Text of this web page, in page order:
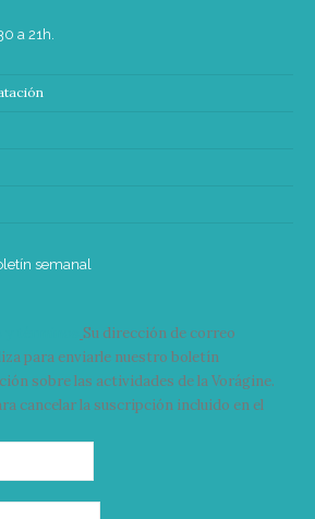
a 21h.
semanal
Su dirección de correo
para enviarle nuestro boletín
sobre las actividades de la Vorágine.
cancelar la suscripción incluido en el